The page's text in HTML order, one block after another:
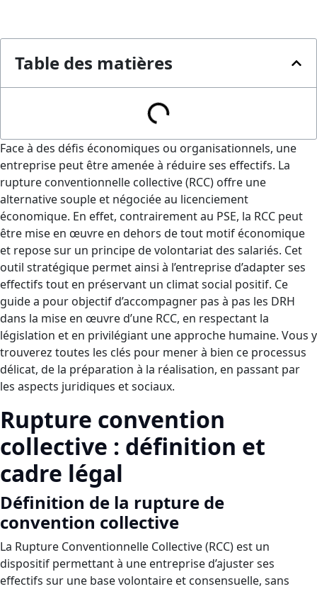
Table des matières
Face à des défis économiques ou organisationnels, une
entreprise peut être amenée à réduire ses effectifs. La
rupture conventionnelle collective (RCC) offre une
alternative souple et négociée au licenciement
économique. En effet, contrairement au PSE, la RCC peut
être mise en œuvre en dehors de tout motif économique
et repose sur un principe de volontariat des salariés. Cet
outil stratégique permet ainsi à l’entreprise d’adapter ses
effectifs tout en préservant un climat social positif. Ce
guide a pour objectif d’accompagner pas à pas les DRH
dans la mise en œuvre d’une RCC, en respectant la
législation et en privilégiant une approche humaine. Vous y
trouverez toutes les clés pour mener à bien ce processus
délicat, de la préparation à la réalisation, en passant par
les aspects juridiques et sociaux.
Rupture convention
collective : définition et
cadre légal
Définition de la rupture de
convention collective
La Rupture Conventionnelle Collective (RCC) est un
dispositif permettant à une entreprise d’ajuster ses
effectifs sur une base volontaire et consensuelle, sans